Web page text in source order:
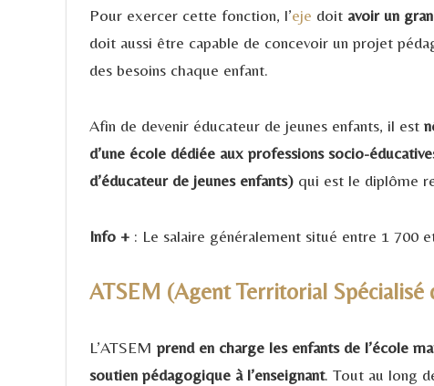
Pour exercer cette fonction, l’eje doit avoir un
doit aussi être capable de concevoir un projet
des besoins chaque enfant.
Afin de devenir éducateur de jeunes enfants, il est
d’une école dédiée aux professions socio-
d’éducateur de jeunes enfants) qui est le diplôme
Info + : Le salaire généralement situé entre 1 700
ATSEM (Agent Territorial Spécialisé
L’ATSEM prend en charge les enfants de l’école
soutien pédagogique à l’enseignant. Tout au long